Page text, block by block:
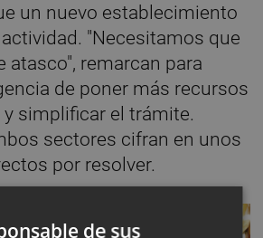
un nuevo establecimiento
"Necesitamos que
atasco", remarcan para
de poner más recursos
simplificar el trámite.
sectores cifran en unos
por resolver.
de sus